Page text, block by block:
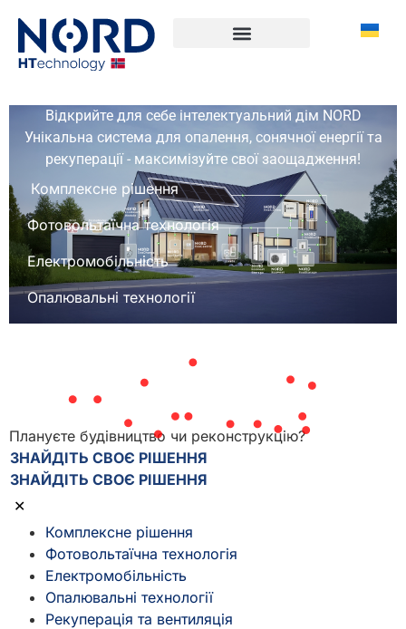
Відкрийте для себе інтелектуальний дім NORD
Унікальна система для опалення, сонячної енергії та
рекуперації - максимізуйте свої заощадження!
Комплексне рішення
Фотовольтаїчна технологія
Електромобільність
Опалювальні технології
Фотовольтаїчна технологія
Опалювальні технології
Плануєте будівництво чи реконструкцію?
ЗНАЙДІТЬ СВОЄ РІШЕННЯ
ЗНАЙДІТЬ СВОЄ РІШЕННЯ
✕
Комплексне рішення
Фотовольтаїчна технологія
Електромобільність
Опалювальні технології
Рекуперація та вентиляція